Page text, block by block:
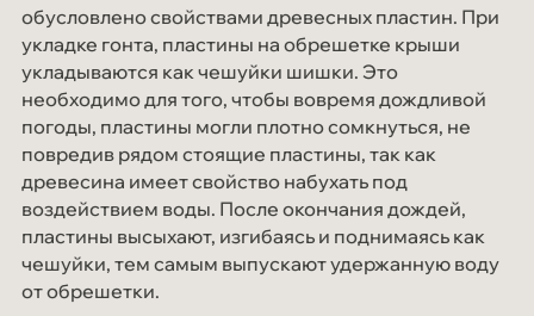
обусловлено свойствами древесных пластин. При
укладке гонта, пластины на обрешетке крыши
укладываются как чешуйки шишки. Это
необходимо для того, чтобы вовремя дождливой
погоды, пластины могли плотно сомкнуться, не
повредив рядом стоящие пластины, так как
древесина имеет свойство набухать под
воздействием воды. После окончания дождей,
пластины высыхают, изгибаясь и поднимаясь как
чешуйки, тем самым выпускают удержанную воду
от обрешетки.